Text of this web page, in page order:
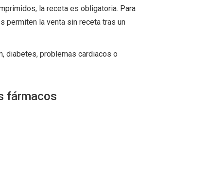
la receta es obligatoria. Para
permiten la venta sin receta tras un
diabetes, problemas cardiacos o
fármacos